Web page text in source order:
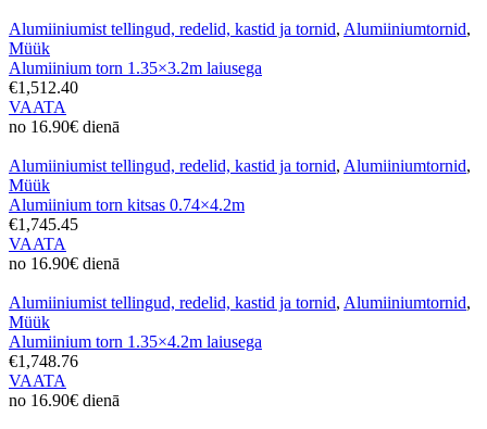
Alumiiniumist tellingud, redelid, kastid ja tornid, Alumiiniumtornid,
Müük
Alumiinium torn 1.35×3.2m laiusega
€1,512.40
VAATA
no 16.90€ dienā
Alumiiniumist tellingud, redelid, kastid ja tornid, Alumiiniumtornid,
Müük
Alumiinium torn kitsas 0.74×4.2m
€1,745.45
VAATA
no 16.90€ dienā
Alumiiniumist tellingud, redelid, kastid ja tornid, Alumiiniumtornid,
Müük
Alumiinium torn 1.35×4.2m laiusega
€1,748.76
VAATA
no 16.90€ dienā